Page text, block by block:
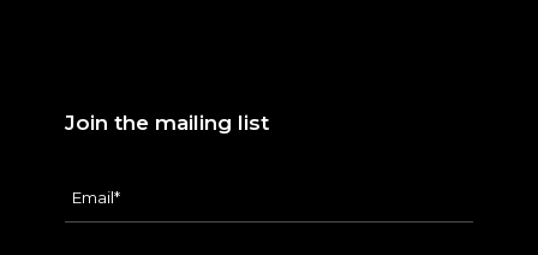
Join the mailing list